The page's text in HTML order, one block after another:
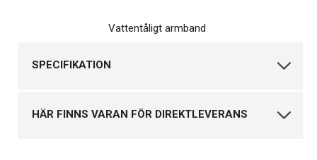
Vattentåligt armband
SPECIFIKATION
HÄR FINNS VARAN FÖR DIREKTLEVERANS